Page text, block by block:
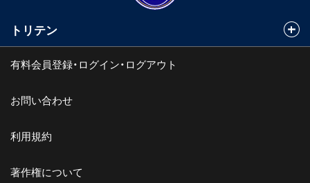
トリテン
有料会員登録・ログイン・ログアウト
お問い合わせ
利用規約
著作権について